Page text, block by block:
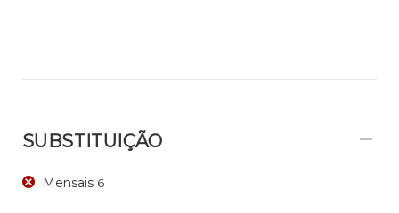
SUBSTITUIÇÃO
Mensais 6